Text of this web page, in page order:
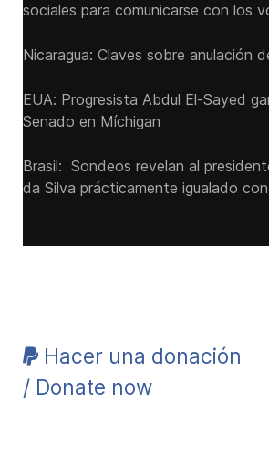
sociales para comunicarse con los
Nicaragua: Claves sobre anulación
EUA: Progresista Abdul El-Sayed
Senado ‌en Míchigan
Brasil: Sondeos revelan al
da Silva prácticamente igualado
Hacer una donación
/ Donate now